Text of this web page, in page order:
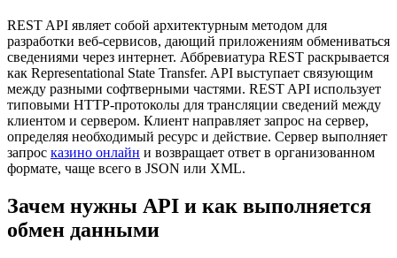
REST API являет собой архитектурным методом для
разработки веб-сервисов, дающий приложениям обмениваться
сведениями через интернет. Аббревиатура REST раскрывается
как Representational State Transfer. API выступает связующим
между разными софтверными частями. REST API использует
типовыми HTTP-протоколы для трансляции сведений между
клиентом и сервером. Клиент направляет запрос на сервер,
определяя необходимый ресурс и действие. Сервер выполняет
запрос казино онлайн и возвращает ответ в организованном
формате, чаще всего в JSON или XML.
Зачем нужны API и как выполняется
обмен данными